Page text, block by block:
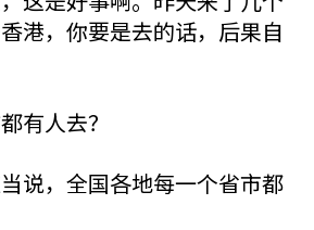
港，你要是去的话，后果自
有人去？
说，全国各地每一个省市都